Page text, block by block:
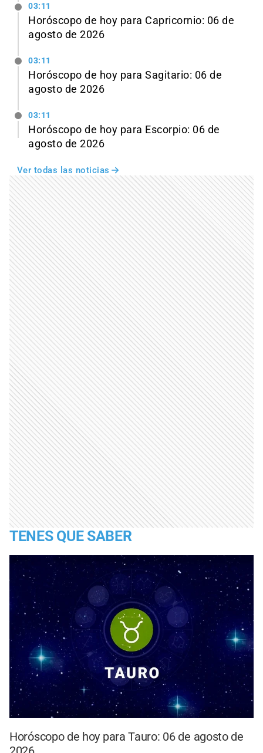
03:11
Horóscopo de hoy para Capricornio: 06 de
agosto de 2026
03:11
Horóscopo de hoy para Sagitario: 06 de
agosto de 2026
03:11
Horóscopo de hoy para Escorpio: 06 de
agosto de 2026
Ver todas las noticias
TENES QUE SABER
Horóscopo de hoy para Tauro: 06 de agosto de